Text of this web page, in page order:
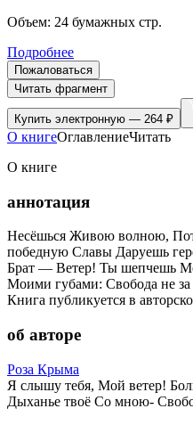
Объем: 24 бумажных стр.
Подробнее
Пожаловаться
Читать фрагмент
Купить электронную — 264 ₽
О книгеОглавлениеЧитать
О книге
аннотация
Несёшься Живою волною,
победную Славы Даруешь
Брат — Ветер! Ты шепчешь
Моими губами: Свобода не за
Книга публикуется в
об авторе
Роза Крыма
Я слышу тебя, Мой ветер!
Дыханье твоё Со мною-